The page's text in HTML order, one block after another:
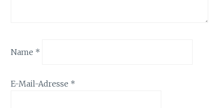
Name *
E-Mail-Adresse *